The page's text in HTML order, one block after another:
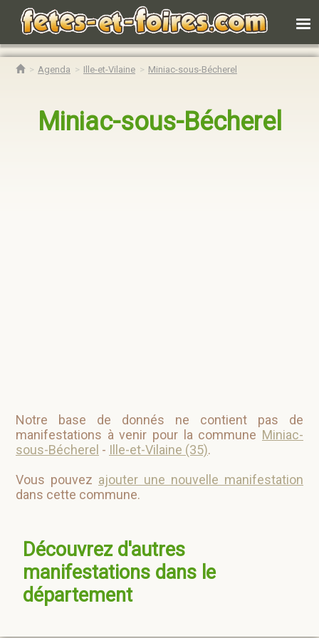
Agenda Ille-et-Vilaine Miniac-sous-Bécherel
Miniac-sous-Bécherel
Notre base de donnés ne contient pas de
manifestations à venir pour la commune Miniac-
sous-Bécherel - Ille-et-Vilaine (35).
Vous pouvez ajouter une nouvelle manifestation
dans cette commune.
Découvrez d'autres
manifestations dans le
département